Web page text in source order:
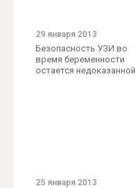
29 января 2013
Безопасность УЗИ во
время беременности
остается недоказанной
25 января 2013